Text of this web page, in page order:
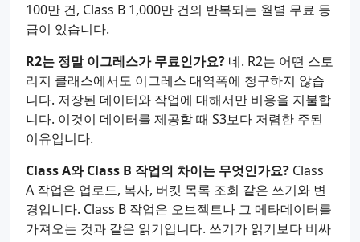
100만 건, Class B 1,000만 건의 반복되는 월별 무료 등
급이 있습니다.
R2는 정말 이그레스가 무료인가요? 네. R2는 어떤 스토
리지 클래스에서도 이그레스 대역폭에 청구하지 않습
니다. 저장된 데이터와 작업에 대해서만 비용을 지불합
니다. 이것이 데이터를 제공할 때 S3보다 저렴한 주된
이유입니다.
Class A와 Class B 작업의 차이는 무엇인가요? Class
A 작업은 업로드, 복사, 버킷 목록 조회 같은 쓰기와 변
경입니다. Class B 작업은 오브젝트나 그 메타데이터를
가져오는 것과 같은 읽기입니다. 쓰기가 읽기보다 비싸